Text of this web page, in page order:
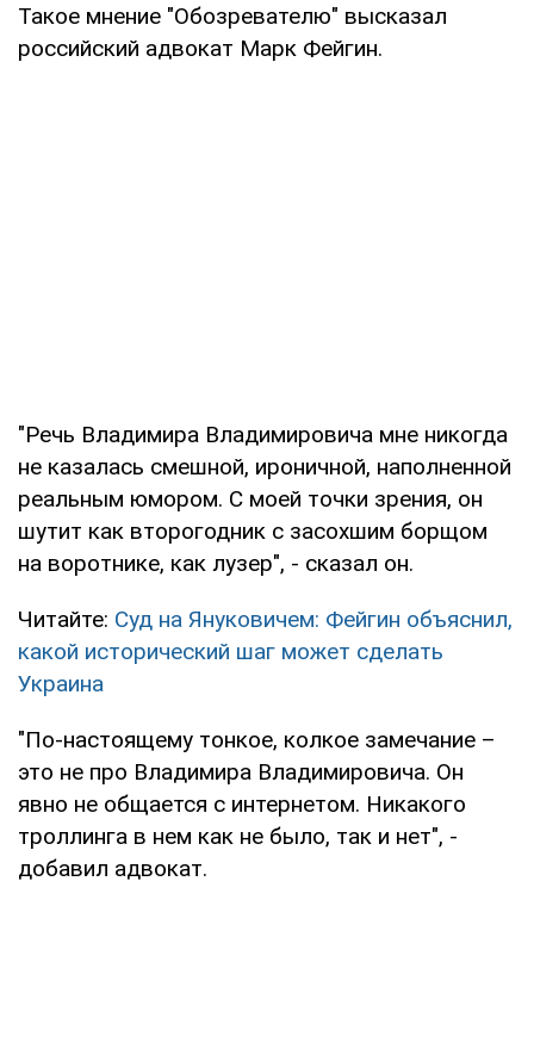
Такое мнение "Обозревателю" высказал
российский адвокат Марк Фейгин.
"Речь Владимира Владимировича мне никогда
не казалась смешной, ироничной, наполненной
реальным юмором. С моей точки зрения, он
шутит как второгодник с засохшим борщом
на воротнике, как лузер", - сказал он.
Читайте: Суд на Януковичем: Фейгин объяснил,
какой исторический шаг может сделать
Украина
"По-настоящему тонкое, колкое замечание –
это не про Владимира Владимировича. Он
явно не общается с интернетом. Никакого
троллинга в нем как не было, так и нет", -
добавил адвокат.